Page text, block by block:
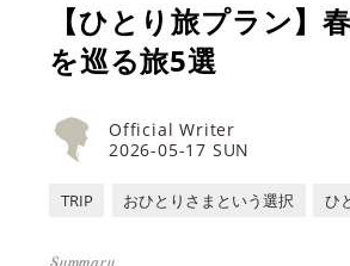
【ひとり旅プラン
を巡る旅5選
2026-05-17 SUN
Official Writer
TRIP おひとりさまという選択 ひ